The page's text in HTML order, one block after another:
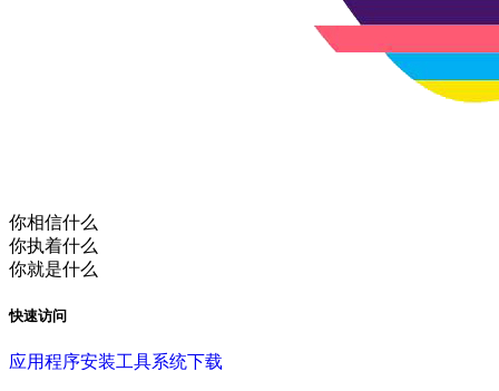
你相信什么
你执着什么
你就是什么
快速访问
应用程序安装工具系统下载